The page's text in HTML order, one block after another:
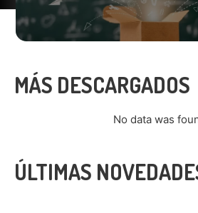
MÁS DESCARGADOS
No data was
ÚLTIMAS